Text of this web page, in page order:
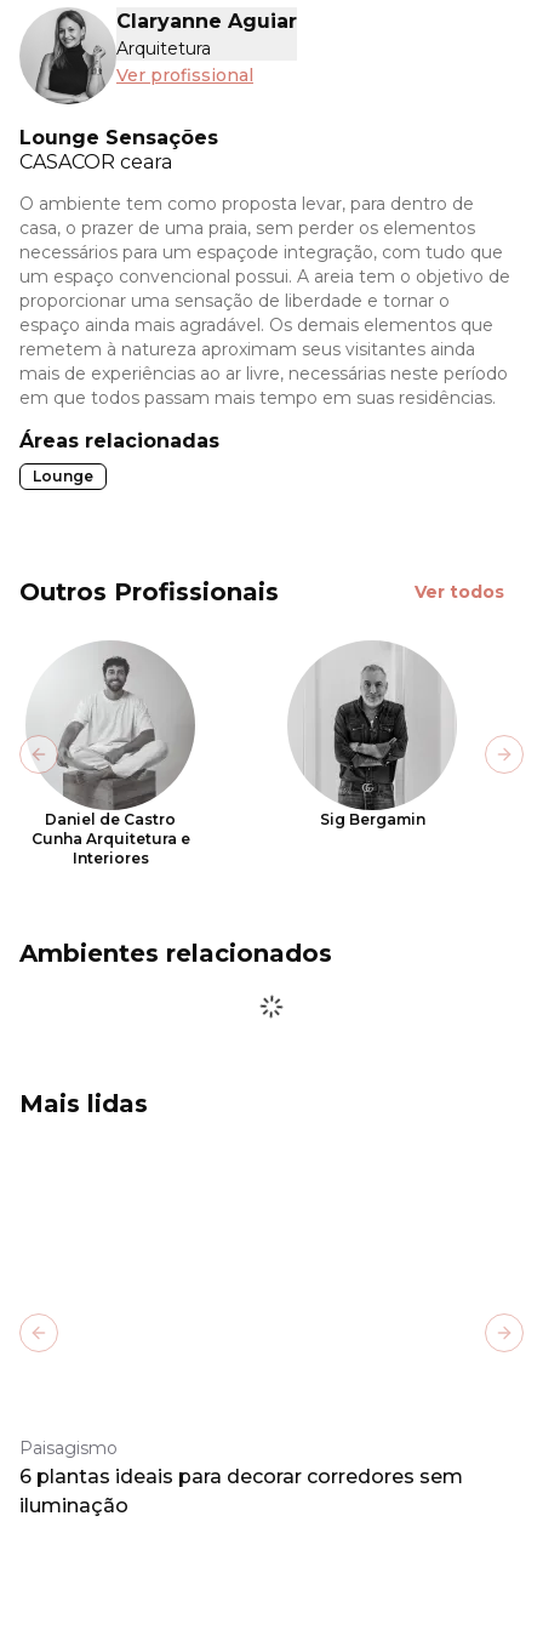
Claryanne Aguiar
Arquitetura
Ver profissional
Lounge Sensações
CASACOR ceara
O ambiente tem como proposta levar, para dentro de
casa, o prazer de uma praia, sem perder os elementos
necessários para um espaçode integração, com tudo que
um espaço convencional possui. A areia tem o objetivo de
proporcionar uma sensação de liberdade e tornar o
espaço ainda mais agradável. Os demais elementos que
remetem à natureza aproximam seus visitantes ainda
mais de experiências ao ar livre, necessárias neste período
em que todos passam mais tempo em suas residências.
Áreas relacionadas
Lounge
Outros Profissionais Ver todos
Daniel de Castro
Cunha Arquitetura e
Interiores
Sig Bergamin
Previous slide
Ambientes relacionados
Mais lidas
Paisagismo
6 plantas ideais para decorar corredores sem
iluminação
Previous slide